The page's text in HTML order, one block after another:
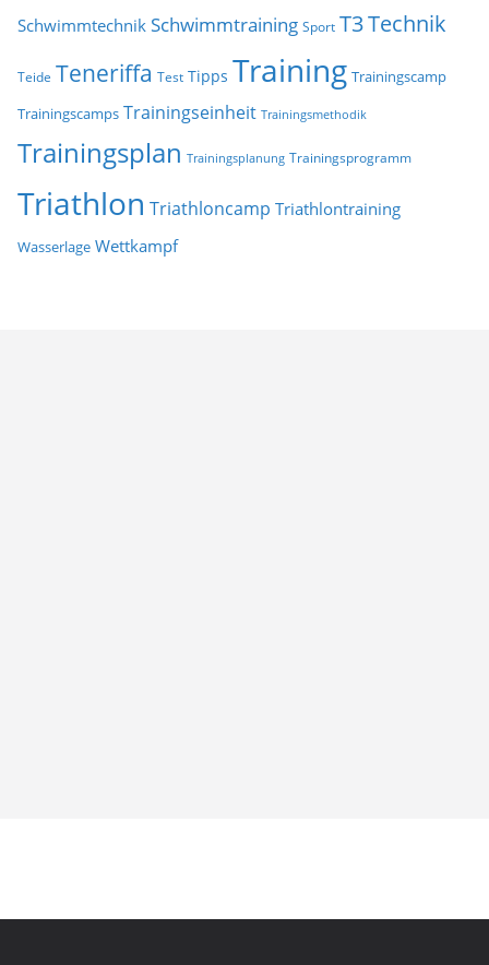
Schwimmtechnik Schwimmtraining Sport T3Technik
Teide Teneriffa Test Tipps Training Trainingscamp
Trainingscamps Trainingseinheit Trainingsmethodik
Trainingsplan Trainingsplanung Trainingsprogramm
Triathlon Triathloncamp Triathlontraining
Wasserlage Wettkampf